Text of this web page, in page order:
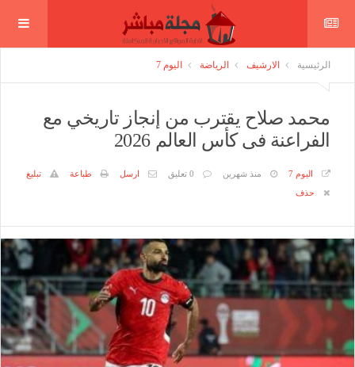
الرئيسية الارشيف الرياضة اليوم 7
محمد صلاح يقترب من إنجاز تاريخي مع
الفراعنة فى كأس العالم 2026
اليوم 7 منذ شهرين 0 تعليق ارسل طباعة
تبليغ
حذف